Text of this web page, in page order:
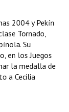
2004 y Pekín
Tornado,
Su
en los Juegos
la medalla de
a Cecilia